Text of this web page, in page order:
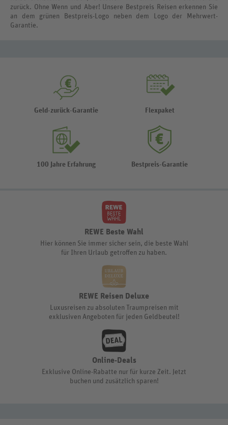
zurück. Ohne Wenn und Aber! Unsere Bestpreis Reisen erkennen Sie
an dem grünen Bestpreis-Logo neben dem Logo der Mehrwert-
Garantie.
Geld-zurück-Garantie Flexpaket
100 Jahre Erfahrung Bestpreis-Garantie
REWE Beste Wahl
Hier können Sie immer sicher sein, die beste Wahl
für Ihren Urlaub getroffen zu haben.
REWE Reisen Deluxe
Luxusreisen zu absoluten Traumpreisen mit
exklusiven Angeboten für jeden Geldbeutel!
Online-Deals
Exklusive Online-Rabatte nur für kurze Zeit. Jetzt
buchen und zusätzlich sparen!